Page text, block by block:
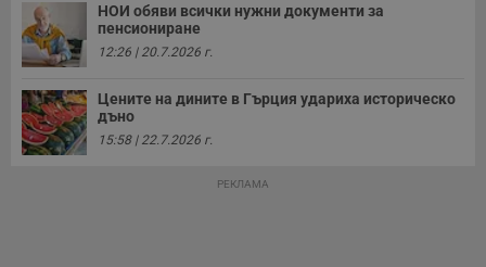
НОИ обяви всички нужни документи за
пенсиониране
12:26 | 20.7.2026 г.
Цените на дините в Гърция удариха историческо
дъно
15:58 | 22.7.2026 г.
РЕКЛАМА